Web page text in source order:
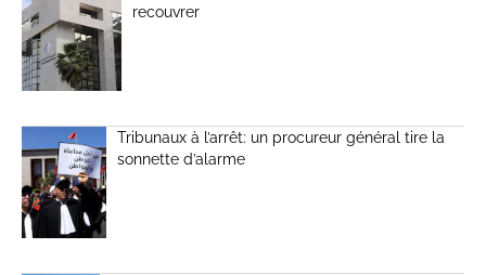
recouvrer
Tribunaux à l’arrêt: un procureur général tire la
sonnette d’alarme